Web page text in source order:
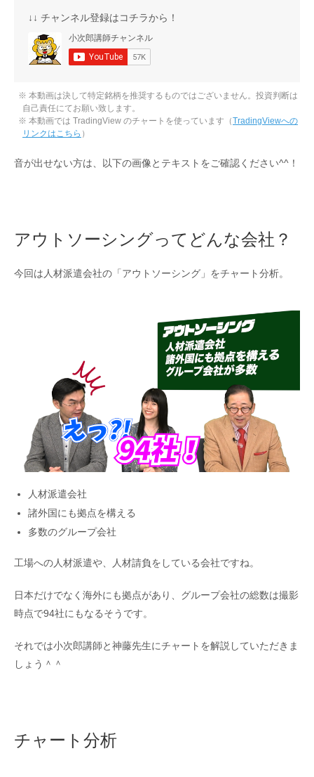
↓↓ チャンネル登録はコチラから！
※ 本動画は決して特定銘柄を推奨するものではございません。投資判断は
自己責任にてお願い致します。
※ 本動画では TradingView のチャートを使っています（TradingViewへの
リンクはこちら ）
音が出せない方は、以下の画像とテキストをご確認ください^^！
アウトソーシングってどんな会社？
今回は人材派遣会社の「アウトソーシング」をチャート分析。
人材派遣会社
諸外国にも拠点を構える
多数のグループ会社
工場への人材派遣や、人材請負をしている会社ですね。
日本だけでなく海外にも拠点があり、グループ会社の総数は撮影
時点で94社にもなるそうです。
それでは小次郎講師と神藤先生にチャートを解説していただきま
しょう＾＾
チャート分析